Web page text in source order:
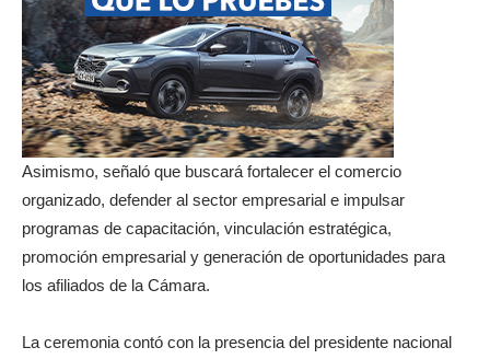
Asimismo, señaló que buscará fortalecer el comercio
organizado, defender al sector empresarial e impulsar
programas de capacitación, vinculación estratégica,
promoción empresarial y generación de oportunidades para
los afiliados de la Cámara.
La ceremonia contó con la presencia del presidente nacional